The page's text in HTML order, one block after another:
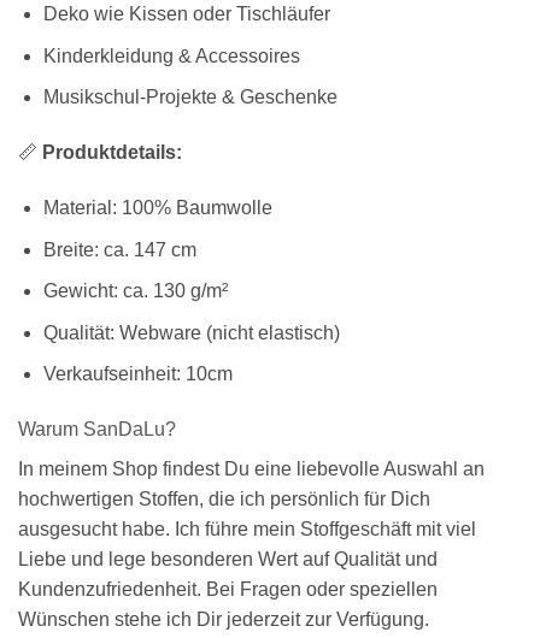
Deko wie Kissen oder Tischläufer
Kinderkleidung & Accessoires
Musikschul-Projekte & Geschenke
📏 Produktdetails:
Material: 100% Baumwolle
Breite: ca. 147 cm
Gewicht: ca. 130 g/m²
Qualität: Webware (nicht elastisch)
Verkaufseinheit: 10cm
Warum SanDaLu?
In meinem Shop findest Du eine liebevolle Auswahl an
hochwertigen Stoffen, die ich persönlich für Dich
ausgesucht habe. Ich führe mein Stoffgeschäft mit viel
Liebe und lege besonderen Wert auf Qualität und
Kundenzufriedenheit. Bei Fragen oder speziellen
Wünschen stehe ich Dir jederzeit zur Verfügung.